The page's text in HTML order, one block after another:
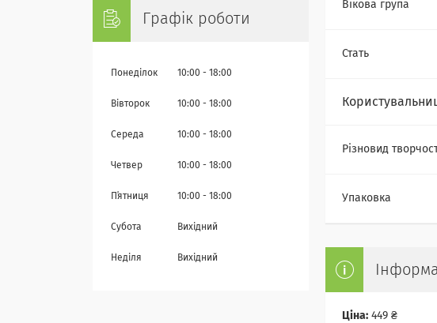
Вікова група
Стать
Різновид
Упаковка
Ціна: 449 ₴
Графік роботи
Понеділок 10:00 18:00
Вівторок 10:00 18:00
Середа 10:00 18:00
Четвер 10:00 18:00
Пʼятниця 10:00 18:00
Субота Вихідний
Неділя Вихідний